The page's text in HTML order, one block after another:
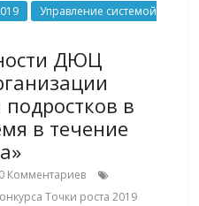
Управление системой
ДЮЦ
подростков в
в течение
0 Комментариев
Точки роста 2019